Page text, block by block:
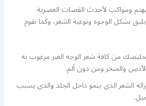
ومواكب لأحدث القصات العصرية
بشكل الوجوه ونوعية الشعر، وكما نقوم
من كافة شعر الوجه الغير مرغوب به
والمنخر ومن دون ألم.
الشعر الذي ينمو داخل الجلد والذي يسبب